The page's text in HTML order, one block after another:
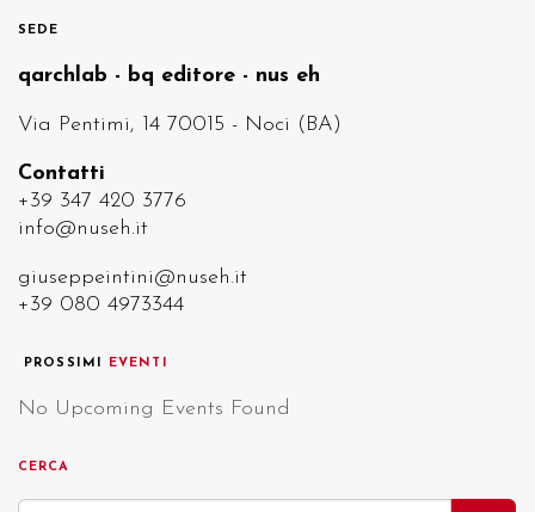
SEDE
qarchlab - bq editore - nus eh
Via Pentimi, 14 70015 - Noci (BA)
Contatti
+39 347 420 3776
info@nuseh.it
giuseppeintini@nuseh.it
+39 080 4973344
PROSSIMI EVENTI
No Upcoming Events Found
CERCA